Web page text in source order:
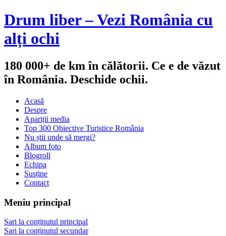
Drum liber – Vezi România cu
alți ochi
180 000+ de km în călătorii. Ce e de văzut
în România. Deschide ochii.
Acasă
Despre
Apariții media
Top 300 Obiective Turistice România
Nu știi unde să mergi?
Album foto
Blogroll
Echipa
Susține
Contact
Meniu principal
Sari la conținutul principal
Sari la conținutul secundar